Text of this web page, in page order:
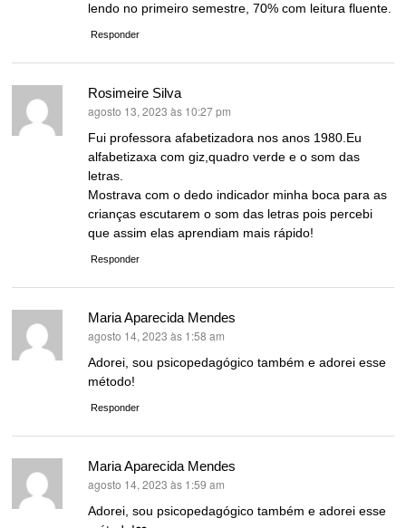
lendo no primeiro semestre, 70% com leitura fluente.
Responder
Rosimeire Silva
disse:
agosto 13, 2023 às 10:27 pm
Fui professora afabetizadora nos anos 1980.Eu
alfabetizaxa com giz,quadro verde e o som das
letras.
Mostrava com o dedo indicador minha boca para as
crianças escutarem o som das letras pois percebi
que assim elas aprendiam mais rápido!
Responder
Maria Aparecida Mendes
disse:
agosto 14, 2023 às 1:58 am
Adorei, sou psicopedagógico também e adorei esse
método!
Responder
Maria Aparecida Mendes
disse:
agosto 14, 2023 às 1:59 am
Adorei, sou psicopedagógico também e adorei esse